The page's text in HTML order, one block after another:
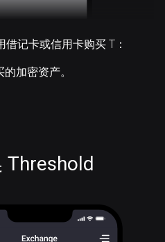
借记卡或信用卡购买 T：
加密资产。
Threshold